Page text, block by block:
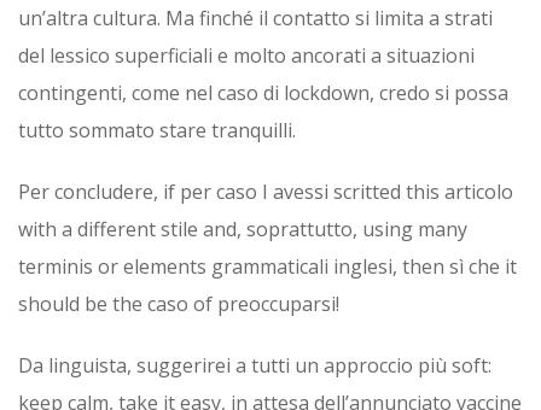
un’altra cultura. Ma finché il contatto si limita a strati
del lessico superficiali e molto ancorati a situazioni
contingenti, come nel caso di lockdown, credo si possa
tutto sommato stare tranquilli.
Per concludere, if per caso I avessi scritted this articolo
with a different stile and, soprattutto, using many
terminis or elements grammaticali inglesi, then sì che it
should be the caso of preoccuparsi!
Da linguista, suggerirei a tutti un approccio più soft:
keep calm, take it easy, in attesa dell’annunciato vaccine